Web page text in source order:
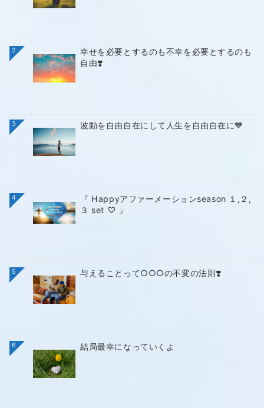
2
幸せを必要とするのも不幸を必要とするのも
自由❣️
3 波動を自由自在にして人生を自由自在に💙
4
『 Happyアファーメーションseason １,２,
３ set ♡ 』
5 与えることって○○○の不変の法則❣️
6 結局最幸になっていくよ